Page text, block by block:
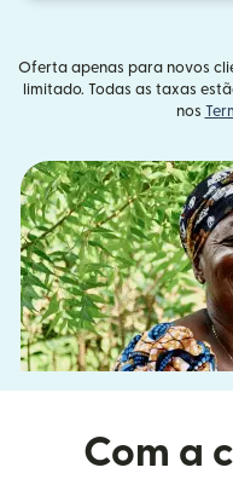
Oferta apenas para novos
limitado. Todas as taxas
nos
Com a